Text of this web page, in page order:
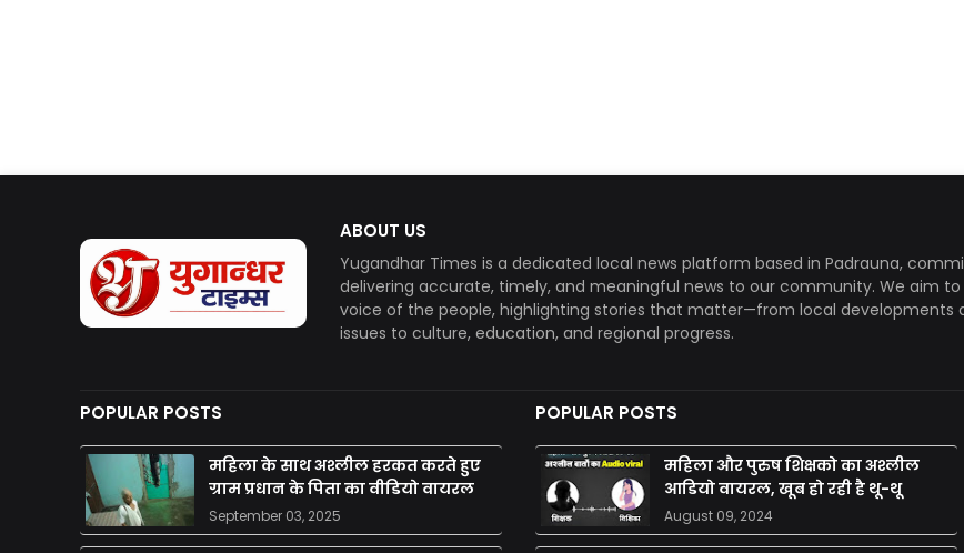
ABOUT US
Yugandhar Times is a dedicated local news platform based in Padrauna,
delivering accurate, timely, and meaningful news to our community. We aim
voice of the people, highlighting stories that matter—from local developments
issues to culture, education, and regional progress.
POPULAR POSTS
महिला के साथ अश्लील हरकत करते हुए
ग्राम प्रधान के पिता का वीडियो वायरल
September 03, 2025
POPULAR POSTS
महिला और पुरुष शिक्षको का अश्लील
आडियो वायरल, खूब हो रही है थू-थू
August 09, 2024